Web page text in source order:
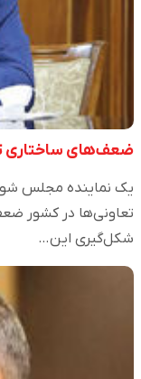
ضعف‌های ساختاری
یک نماینده مجلس
تعاونی‌ها در کشور
شکل‌گیری این…